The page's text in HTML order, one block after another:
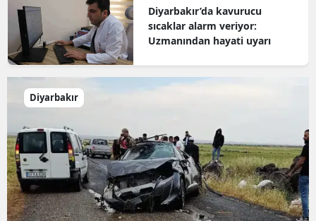
Diyarbakır’da kavurucu
sıcaklar alarm veriyor:
Uzmanından hayati uyarı
Diyarbakır